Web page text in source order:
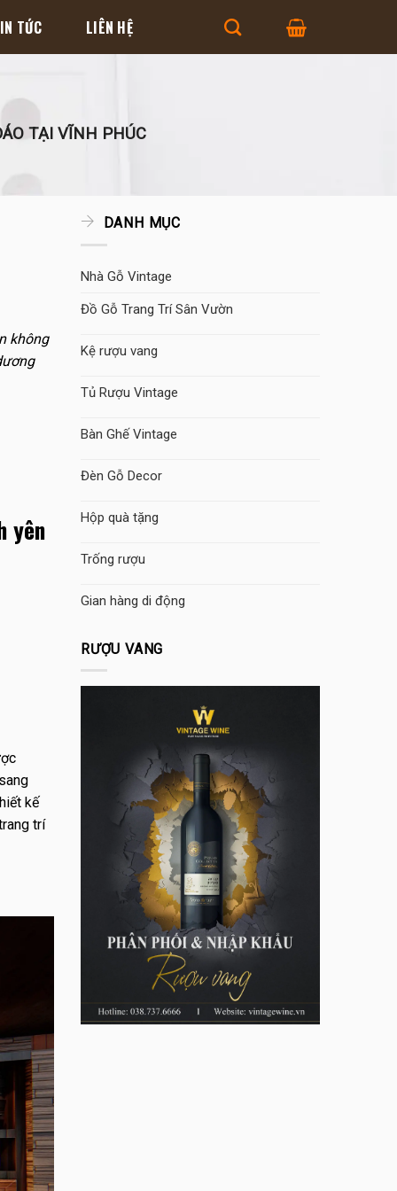
TỨC LIÊN HỆ
TẠI VĨNH PHÚC
không
yên
kế
trí
DANH MỤC
Nhà Gỗ Vintage
Đồ Gỗ Trang Trí Sân Vườn
Kệ rượu vang
Tủ Rượu Vintage
Bàn Ghế Vintage
Đèn Gỗ Decor
Hộp quà tặng
Trống rượu
Gian hàng di động
RƯỢU VANG